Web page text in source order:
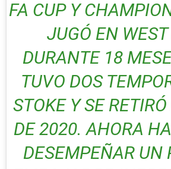
FA CUP Y
JUGÓ EN
DURANTE 18
TUVO DOS
STOKE Y SE
DE 2020. AHORA
DESEMPEÑAR UN